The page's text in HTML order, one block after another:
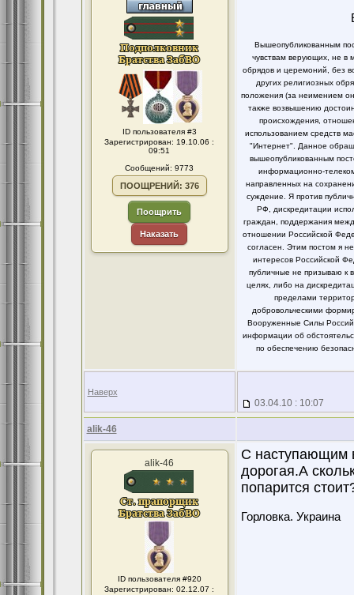
ID пользователя #3
Зарегистрирован: 19.10.06 :
09:51
Сообщений: 9773
ПООЩРЕНИЙ: 376
Поощрить
Наказать
Вышеопубликованным
чувствам верующих, не в
обрядов и церемоний, без
других религиозных
положения (за неимением
также возвышению
происхождения,
использованием средств
"Интернет". Данное
вышеопубликованным
информационно-
направленных на
суждение. Я против
РФ, дискредитации
граждан, поддержания
отношении Российской
согласен. Этим постом я
интересов Российской
публичные не призываю к
целях, либо на
пределами
добровольческими
Вооруженные Силы
информации об
по обеспечению
Наверх
03.04.10 : 10:07
alik-46
alik-46
ID пользователя #920
Зарегистрирован: 02.12.07 :
С наступающим
дорогая.А
попарится
Горловка. Украина